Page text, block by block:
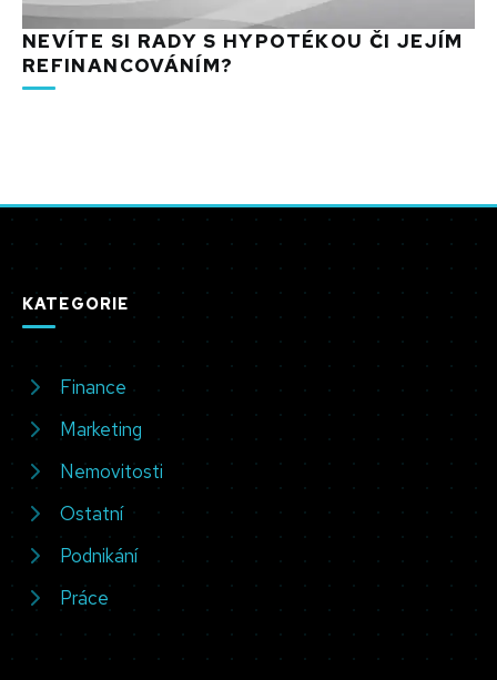
NEVÍTE SI RADY S HYPOTÉKOU ČI JEJÍM
REFINANCOVÁNÍM?
KATEGORIE
Finance
Marketing
Nemovitosti
Ostatní
Podnikání
Práce